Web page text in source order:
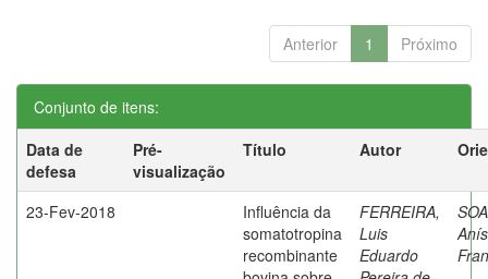
Anterior 1 Próximo
Conjunto de itens:
Data de
defesa
Pré-
visualização
Título Autor
23-Fev-2018
Influência da
somatotropina
recombinante
FERREIRA,
Luis
Eduardo